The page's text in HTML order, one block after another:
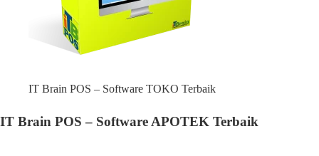
IT Brain POS – Software TOKO Terbaik
IT Brain POS – Software APOTEK Terbaik